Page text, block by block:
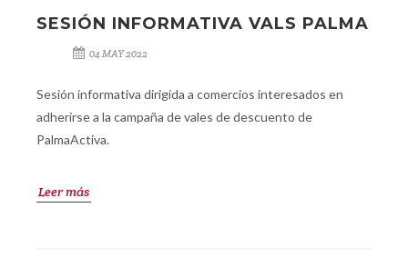
SESIÓN INFORMATIVA VALS PALMA
04 MAY 2022
Sesión informativa dirigida a comercios interesados en
adherirse a la campaña de vales de descuento de
PalmaActiva.
Leer más